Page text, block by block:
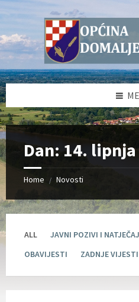
Skip
to
Skip
to
sidebar
Skip
to
sidebar
Skip
to
Dan: 14. lipnja
Home / Novosti
ALL JAVNI POZIVI I
OBAVIJESTI
ZADNJE VIJESTI